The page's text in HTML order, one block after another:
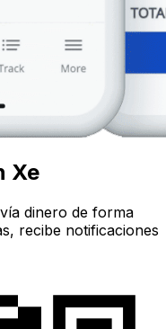
Xe
dinero de forma
recibe notificaciones